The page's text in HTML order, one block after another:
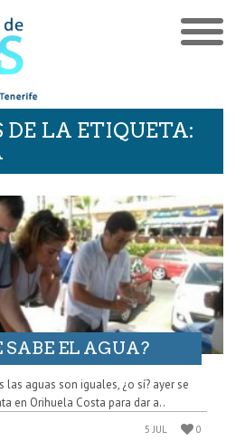
LA ETIQUETA:
SABE EL AGUA?
las aguas son iguales, ¿o sí? ayer se
en Orihuela Costa para dar a..
5 JUL 0